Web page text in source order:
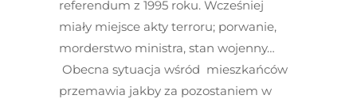
referendum z 1995 roku. Wcześniej
miały miejsce akty terroru; porwanie,
morderstwo ministra, stan wojenny…
Obecna sytuacja wśród mieszkańców
przemawia jakby za pozostaniem w